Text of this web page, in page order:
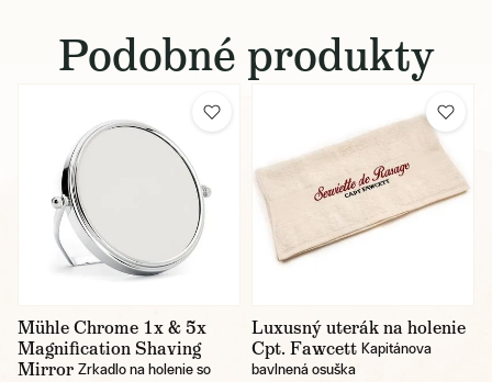
Podobné produkty
Mühle Chrome 1x & 5x
Magnification Shaving
Mirror Zrkadlo na holenie so
Luxusný uterák na holenie
Cpt. Fawcett Kapitánova
bavlnená osuška